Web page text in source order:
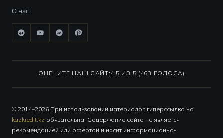
О нас
ОЦЕНИТЕ НАШ САЙТ: 4.5 ИЗ 5 (463 ГОЛОСА)
© 2014–2026 При использовании материалов гиперссылка на
kazkredit.kz обязательна. Содержание сайта не является
рекомендацией или офертой и носит информационно-